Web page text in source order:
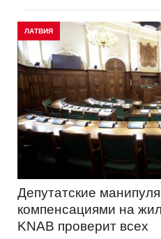
ЛАТВИЯ
Депутатские
компенсациями на
KNAB проверит всех